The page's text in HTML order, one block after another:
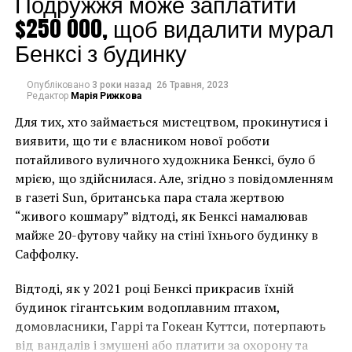
К сожалению, сервис пока еще не может работать в
полную силу, однако он уже доступен в iTunes и
Android.
По словам разработчиков, Smartify полностью
$250 000, щоб видалити мурал
Бенксі з будинку
Опубліковано 3 роки назад 26 Травня, 2023
Редактор Марія Рижкова
Для тих, хто займається мистецтвом, прокинутися і
виявити, що ти є власником нової роботи
потайливого вуличного художника Бенксі, було б
мрією, що здійснилася. Але, згідно з повідомленням
в газеті Sun, британська пара стала жертвою
“живого кошмару” відтоді, як Бенксі намалював
майже 20-футову чайку на стіні їхнього будинку в
Саффолку.
Відтоді, як у 2021 році Бенксі прикрасив їхній
будинок гігантським водоплавним птахом,
домовласники, Гаррі та Гокеан Куттси, потерпають
від вандалів і змушені або платити за охорону та